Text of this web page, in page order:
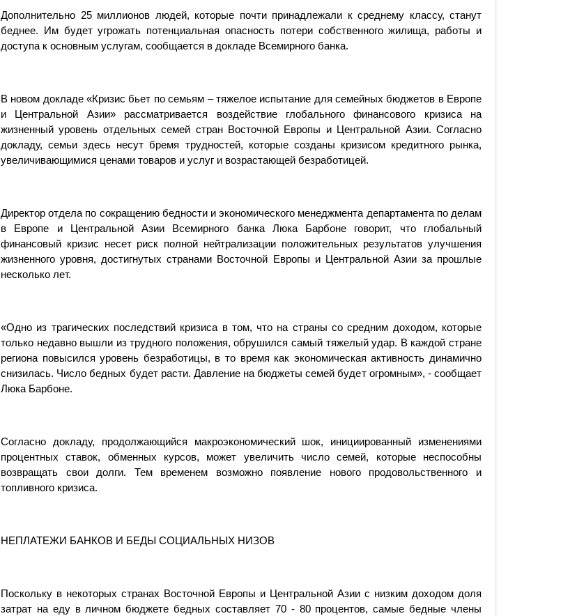
Дополнительно 25 миллионов людей, которые почти принадлежали к среднему классу, станут
беднее. Им будет угрожать потенциальная опасность потери собственного жилища, работы и
доступа к основным услугам, сообщается в докладе Всемирного банка.
В новом докладе «Кризис бьет по семьям – тяжелое испытание для семейных бюджетов в Европе
и Центральной Азии» рассматривается воздействие глобального финансового кризиса на
жизненный уровень отдельных семей стран Восточной Европы и Центральной Азии. Согласно
докладу, семьи здесь несут бремя трудностей, которые созданы кризисом кредитного рынка,
увеличивающимися ценами товаров и услуг и возрастающей безработицей.
Директор отдела по сокращению бедности и экономического менеджмента департамента по делам
в Европе и Центральной Азии Всемирного банка Люка Барбоне говорит, что глобальный
финансовый кризис несет риск полной нейтрализации положительных результатов улучшения
жизненного уровня, достигнутых странами Восточной Европы и Центральной Азии за прошлые
несколько лет.
«Одно из трагических последствий кризиса в том, что на страны со средним доходом, которые
только недавно вышли из трудного положения, обрушился самый тяжелый удар. В каждой стране
региона повысился уровень безработицы, в то время как экономическая активность динамично
снизилась. Число бедных будет расти. Давление на бюджеты семей будет огромным», - сообщает
Люка Барбоне.
Согласно докладу, продолжающийся макроэкономический шок, инициированный изменениями
процентных ставок, обменных курсов, может увеличить число семей, которые неспособны
возвращать свои долги. Тем временем возможно появление нового продовольственного и
топливного кризиса.
НЕПЛАТЕЖИ БАНКОВ И БЕДЫ СОЦИАЛЬНЫХ НИЗОВ
Поскольку в некоторых странах Восточной Европы и Центральной Азии с низким доходом доля
затрат на еду в личном бюджете бедных составляет 70 - 80 процентов, самые бедные члены